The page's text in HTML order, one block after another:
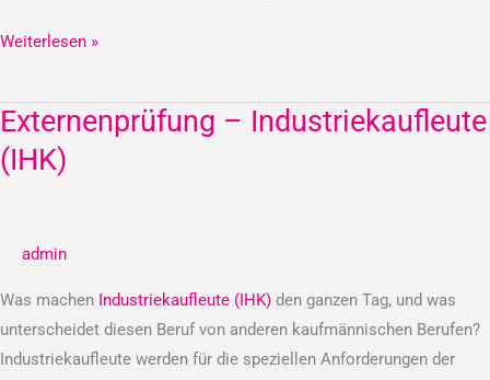
Weiterlesen »
Externenprüfung – Industriekaufleute
(IHK)
admin
Was machen Industriekaufleute (IHK) den ganzen Tag, und was
unterscheidet diesen Beruf von anderen kaufmännischen Berufen?
Industriekaufleute werden für die speziellen Anforderungen der
Externenprüfung
–
Industriekaufleute